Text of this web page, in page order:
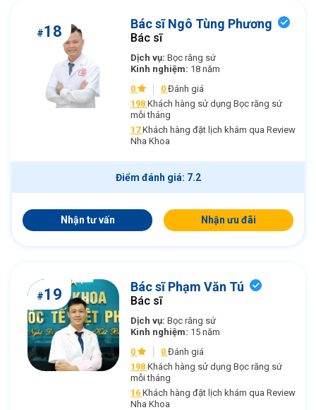
#18 Bác sĩ Ngô Tùng Phương
Bác sĩ
Dịch vụ: Bọc răng sứ
Kinh nghiệm: 18 năm
0
0 Đánh giá
198 Khách hàng sử dụng Bọc răng sứ
mỗi tháng
17Khách hàng đặt lịch khám qua Review
Nha Khoa
Điểm đánh giá: 7.2
Nhận tư vấn Nhận ưu đãi
#19 Bác sĩ Phạm Văn Tú
Bác sĩ
Dịch vụ: Bọc răng sứ
Kinh nghiệm: 15 năm
0
0 Đánh giá
198 Khách hàng sử dụng Bọc răng sứ
mỗi tháng
16 Khách hàng đặt lịch khám qua Review
Nha Khoa